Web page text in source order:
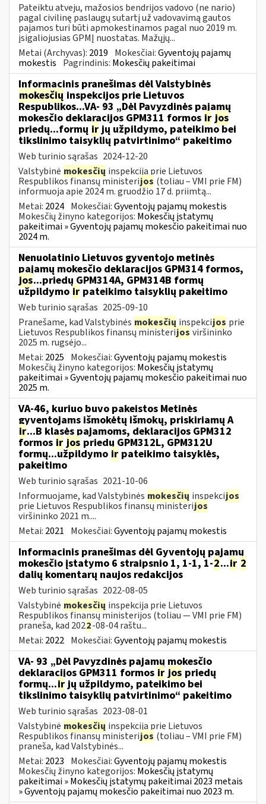
Pateiktu atveju, mažosios bendrijos vadovo (ne nario)
pagal civilinę paslaugų sutartį už vadovavimą gautos
pajamos turi būti apmokestinamos pagal nuo 2019 m.
įsigaliojusias GPMĮ nuostatas. Mažųjų...
Metai (Archyvas): 2019 Mokesčiai:Gyventojų pajamų
mokestis Pagrindinis: Mokesčių pakeitimai
Informacinis pranešimas dėl Valstybinės
mokesčių inspekcijos prie Lietuvos
Respublikos...VA- 93 „Dėl Pavyzdinės pajamų
mokesčio deklaracijos GPM311 formos ir jos
priedų...formų irjų užpildymo, pateikimo bei
tikslinimo taisyklių patvirtinimo“ pakeitimo
Web turinio sąrašas 2024-12-20
Valstybinė mokesčių inspekcija prie Lietuvos
Respublikos finansų ministerijos (toliau – VMI prie FM)
informuoja apie 2024 m. gruodžio 17 d. priimtą...
Metai: 2024 Mokesčiai:Gyventojų pajamų mokestis
Mokesčių žinyno kategorijos: Mokesčių įstatymų
pakeitimai » Gyventojų pajamų mokesčio pakeitimai nuo
2024 m.
Nenuolatinio Lietuvos gyventojo metinės
pajamų mokesčio deklaracijos GPM314 formos,
jos...priedų GPM314A, GPM314B formų
užpildymo ir pateikimo taisyklių pakeitimo
Web turinio sąrašas 2025-09-10
Pranešame, kad Valstybinės mokesčių inspekcijos prie
Lietuvos Respublikos finansų ministerijos viršininko
2025 m. rugsėjo...
Metai: 2025 Mokesčiai:Gyventojų pajamų mokestis
Mokesčių žinyno kategorijos: Mokesčių įstatymų
pakeitimai » Gyventojų pajamų mokesčio pakeitimai nuo
2025 m.
VA-46, kuriuo buvo pakeistos Metinės
gyventojams išmokėtų išmokų, priskiriamų A
ir...B klasės pajamoms, deklaracijos GPM312
formos ir jos priedų GPM312L, GPM312U
formų...užpildymo ir pateikimo taisyklės,
pakeitimo
Web turinio sąrašas 2021-10-06
Informuojame, kad Valstybinės mokesčių inspekcijos
prie Lietuvos Respublikos finansų ministerijos
viršininko 2021 m....
Metai: 2021 Mokesčiai:Gyventojų pajamų mokestis
Informacinis pranešimas dėl Gyventojų pajamų
mokesčio įstatymo 6 straipsnio 1, 1-1, 1-2...ir 2
dalių komentarų naujos redakcijos
Web turinio sąrašas 2022-08-05
Valstybinė mokesčių inspekcija prie Lietuvos
Respublikos finansų ministerijos (toliau — VMI prie FM)
praneša, kad 2022-08-04 raštu...
Metai: 2022 Mokesčiai:Gyventojų pajamų mokestis
VA- 93 „Dėl Pavyzdinės pajamų mokesčio
deklaracijos GPM311 formos ir jos priedų
formų...irjų užpildymo, pateikimo bei
tikslinimo taisyklių patvirtinimo“ pakeitimo
Web turinio sąrašas 2023-08-01
Valstybinė mokesčių inspekcija prie Lietuvos
Respublikos finansų ministerijos (toliau – VMI prie FM)
praneša, kad Valstybinės...
Metai: 2023 Mokesčiai:Gyventojų pajamų mokestis
Mokesčių žinyno kategorijos: Mokesčių įstatymų
pakeitimai » Mokesčių įstatymų pakeitimai 2023 metais
» Gyventojų pajamų mokesčio pakeitimai nuo 2023 m.